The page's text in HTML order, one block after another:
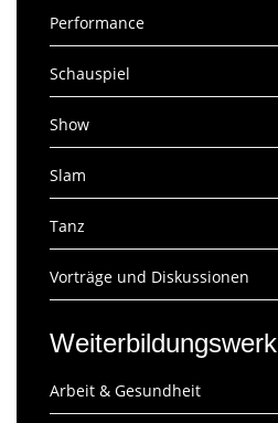
Performance
Schauspiel
Show
Slam
Tanz
Vorträge und Diskussionen
Weiterbildungswerk
Arbeit & Gesundheit